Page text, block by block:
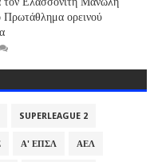
ορεινού
SUPERLEAGUE 2
Α' ΕΠΣΛ ΑΕΛ